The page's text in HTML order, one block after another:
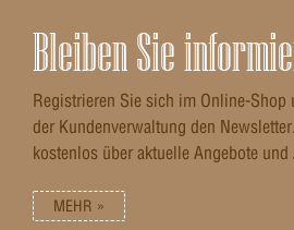
Bleiben Sie
Registrieren Sie sich im Online-Shop
der Kundenverwaltung den
kostenlos über aktuelle Angebote
MEHR »